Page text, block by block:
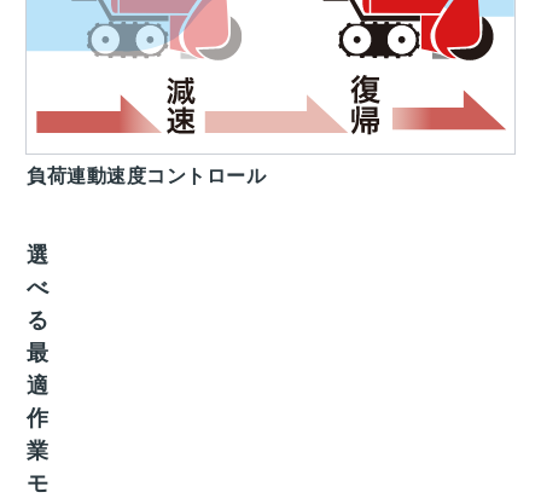
負荷連動速度コントロール
選
べ
る
最
適
作
業
モ